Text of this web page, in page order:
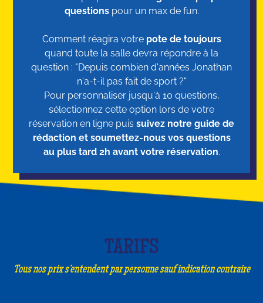
questions pour un max de fun.
Comment réagira votre pote de toujours
quand toute la salle devra répondre à la
question : "Depuis combien d'années Jonathan
n'a-t-il pas fait de sport ?"
Pour personnaliser jusqu'à 10 questions,
sélectionnez cette option lors de votre
réservation en ligne puis suivez notre guide de
rédaction et soumettez-nous vos questions
au plus tard 2h avant votre réservation.
TARIFS
Tous nos prix s’entendent par personne sauf indication contraire